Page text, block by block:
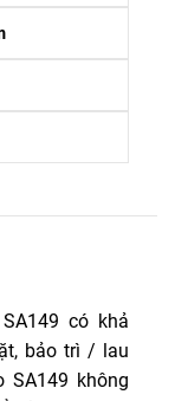
có khả
bảo trì / lau
SA149 không